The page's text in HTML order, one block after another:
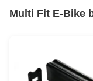
Multi Fit E-Bike